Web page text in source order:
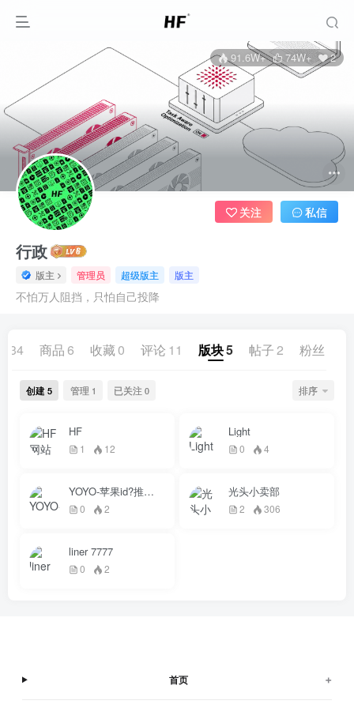
91.6W+ 74W+ 2
行政
版主 管理员 超级版主 版主
不怕万人阻挡，只怕自己投降
关注 私信
34 商品 6 收藏 0 评论 11 版块5 帖子 2 粉丝
创建 5 管理 1 已关注 0 排序
HF
1 12
Light
0 4
YOYO-苹果id?推特?Gmail邮箱
0 2
光头小卖部
2 306
liner 7777
0 2
首页 +